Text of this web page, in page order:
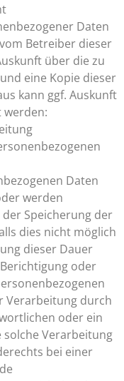
Daten
Betreiber dieser
über die zu
eine Kopie dieser
kann ggf. Auskunft
werden:
Daten
werden
Speicherung der
dies nicht möglich
dieser Dauer
oder
Verarbeitung durch
oder ein
solche Verarbeitung
bei einer